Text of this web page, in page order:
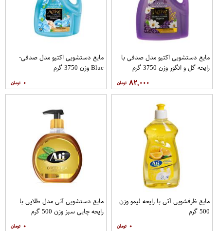
مایع دستشویی اکتیو مدل صدفی با
رایحه گل و انگور وزن 3750 گرم
۸۲,۰۰۰
مایع دستشویی اکتیو مدل صدفی-
Blue وزن 3750 گرم
۰
مایع ظرفشویی آتی با رایحه لیمو وزن
500 گرم
۰
مایع دستشویی آتی مدل طلایی با
رایحه چایی سبز وزن 500 گرم
۰